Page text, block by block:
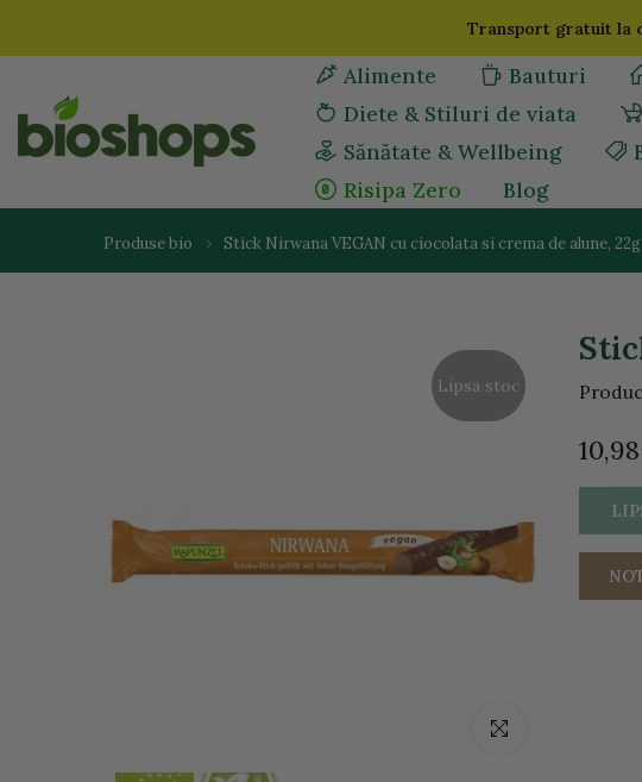
la
Transport gratuit la
Alimente Bauturi
Diete & Stiluri de viata
Sănătate & Wellbeing
Risipa Zero
Blog
Produse bio Stick Nirwana VEGAN cu ciocolata si crema de alune, 22g
Lipsa stoc
Click pentru a mari